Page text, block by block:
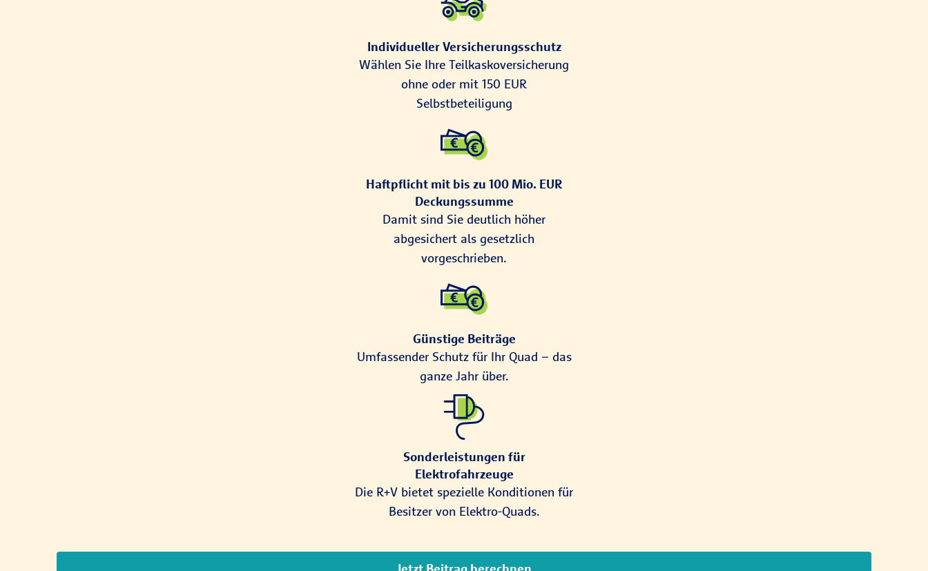
Individueller Versicherungsschutz
Wählen Sie Ihre Teilkaskoversicherung
ohne oder mit 150 EUR
Selbstbeteiligung
Haftpflicht mit bis zu 100 Mio. EUR
Deckungssumme
Damit sind Sie deutlich höher
abgesichert als gesetzlich
vorgeschrieben.
Günstige Beiträge
Umfassender Schutz für Ihr Quad – das
ganze Jahr über.
Sonderleistungen für
Elektrofahrzeuge
Die R+V bietet spezielle Konditionen für
Besitzer von Elektro-Quads.